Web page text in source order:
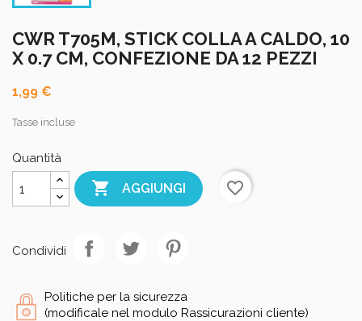
CWR T705M, STICK COLLA A CALDO, 10
X 0.7 CM, CONFEZIONE DA 12 PEZZI
1,99 €
Tasse incluse
Quantità
 AGGIUNGI favorite_border
Condividi
Politiche per la sicurezza
(modificale nel modulo Rassicurazioni cliente)